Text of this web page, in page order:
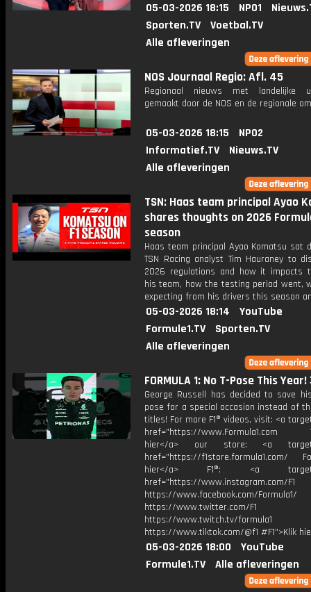
05-03-2026 18:15 NPO1
Sporten.TV
Voetbal.TV
Alle afleveringen
NOS Journaal Regio: Afl. 45
Regionaal nieuws met landelijke
gemaakt door de NOS en de regionale
05-03-2026 18:15
NPO2
Informatief.TV
Nieuws.TV
Alle afleveringen
TSN: Haas team principal Ayao
shares thoughts on 2026
season
Haas team principal Ayao Komatsu sat
TSN Racing analyst Tim Hauraney to
2026 regulations and how it impacts
his team, how the testing period went,
expecting from his drivers this season
05-03-2026 18:14
YouTube
Formule1.TV
Sporten.TV
Alle afleveringen
FORMULA 1: No T-Pose This Year!
George Russell has decided to save
pose for a special occasion instead of
titles! For more F1® videos, visit: <a
href="https://www.Formula1.com
hier</a> our store: <a
href="https://f1store.formula1.com/
hier</a> F1®: <a
href="https://www.instagram.com/F1
https://www.facebook.com/Formula1/
https://www.twitter.com/F1
https://www.twitch.tv/formula1
https://www.tiktok.com/@f1 #F1">Klik
05-03-2026 18:00
YouTube
Formule1.TV
Alle afleveringen